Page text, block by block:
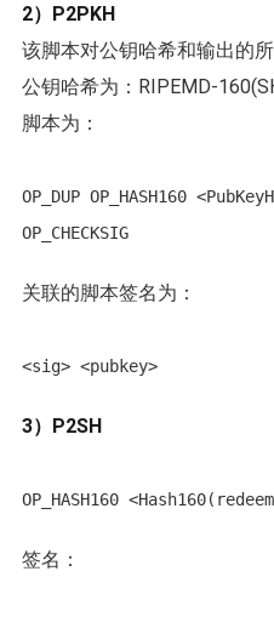
2）P2PKH
该脚本对公钥哈希和输出的
公钥哈希为：RIPEMD-
脚本为：
OP_DUP OP_HASH160
关联的脚本签名为：
3）P2SH
签名：